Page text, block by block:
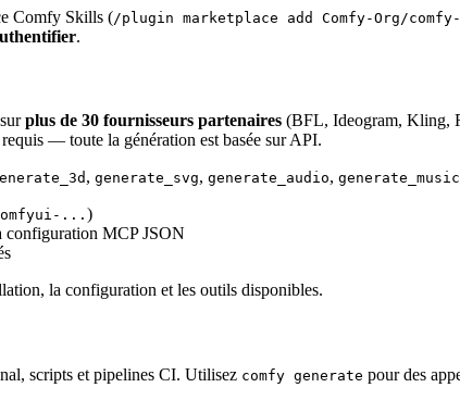
Comfy Skills (/plugin marketplace add Comfy-Org/
.
plus de 30 fournisseurs partenaires (BFL, Ideogram, Kling,
— toute la génération est basée sur API.
, generate_svg, generate_audio, generate_music
... )
MCP JSON
la configuration et les outils disponibles.
scripts et pipelines CI. Utilisez comfy generate pour des